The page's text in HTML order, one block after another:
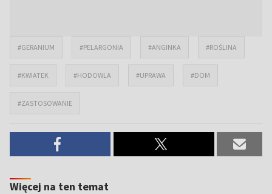
#GERANIUM #PELARGONIA #ANGINKA #ROŚLINA
#KWIATEK #HODOWLA #UPRAWA #DOM
#ZASTOSOWANIE
Więcej na ten temat